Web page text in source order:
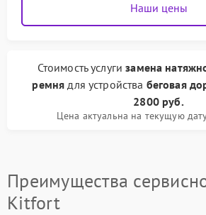
Наши цены
Стоимость услугизамена
ремня для устройства беговая
2800 руб.
Цена актуальна на текущую
Преимущества
Kitfort